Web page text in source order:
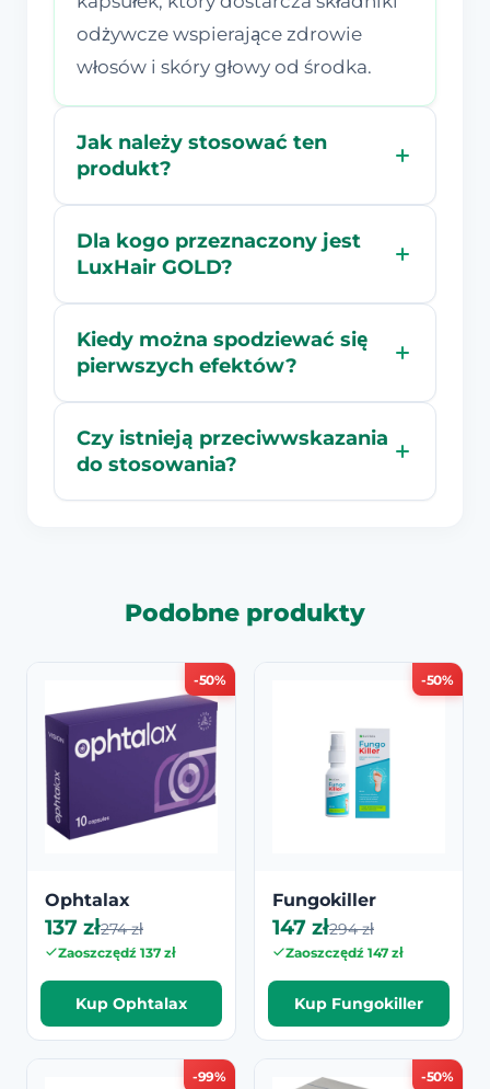
odżywcze wspierające zdrowie
włosów i skóry głowy od środka.
Jak należy stosować ten
produkt?
Dla kogo przeznaczony jest
LuxHair GOLD?
Kiedy można spodziewać się
pierwszych efektów?
Czy istnieją przeciwwskazania
do stosowania?
Podobne produkty
-50%
Ophtalax
137 zł274 zł
Zaoszczędź 137 zł
Kup Ophtalax
-50%
Fungokiller
147 zł294 zł
Zaoszczędź 147 zł
Kup Fungokiller
-99% -50%